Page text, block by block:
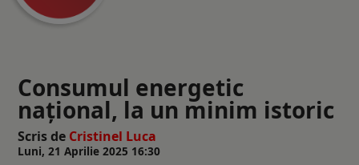
Consumul energetic
național, la un minim istoric
Scris de Cristinel Luca
Luni, 21 Aprilie 2025 16:30